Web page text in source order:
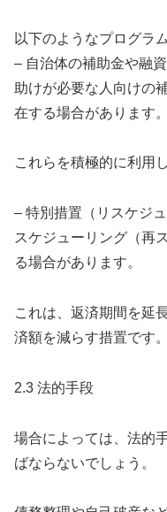
以下のようなプログラ
– 自治体の補助金や融
助けが必要な人向けの
在する場合があります。
これらを積極的に利用
– 特別措置（リスケジ
スケジューリング（再
る場合があります。
これは、返済期間を延
済額を減らす措置です。
2.3 法的手段
場合によっては、法的
ばならないでしょう。